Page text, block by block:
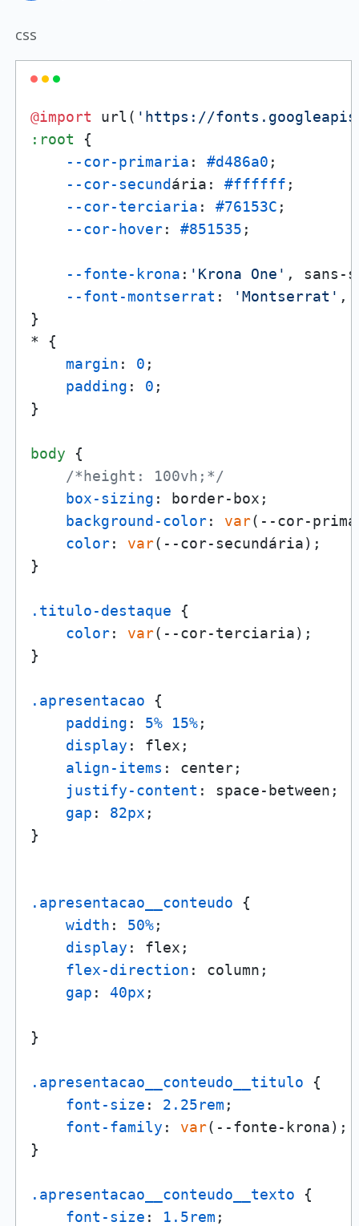
css
@import url( 'https://
:root {
--cor-primaria : #d486a0 ;
--cor-secundária: #ffffff ;
--cor-terciaria : #76153C ;
--cor-hover: #851535 ;
--fonte-krona : 'Krona One' , sans-
--font-montserrat : 'Montserrat' ,
}
* {
margin : 0 ;
padding : 0 ;
}
body {
/*height: 100vh;*/
box-sizing : border-box;
background-color: var(--cor-
color: var(--cor-secundária);
}
.titulo-destaque {
color: var(--cor-terciaria);
}
.apresentacao {
padding : 5% 15%;
display : flex;
align-items : center;
justify-content : space-between;
gap : 82px ;
}
.apresentacao__conteudo {
width : 50%;
display : flex;
flex-direction : column;
gap : 40px ;
}
.apresentacao__conteudo__titulo {
font-size : 2.25rem ;
font-family : var(--fonte-krona);
}
.apresentacao__conteudo__texto {
font-size : 1.5rem ;